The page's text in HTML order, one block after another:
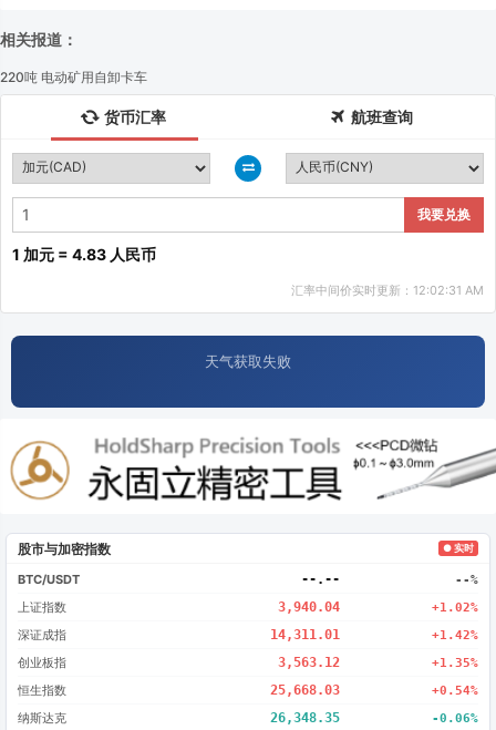
关报道：
220吨 电动矿用自卸卡车
货币汇率 航班查询
我要兑换
1 加元 = 4.83 人民币
汇率中间价实时更新：12:02:31 AM
天气获取失败
股市与加密指数 ● 实时
BTC/USDT --.-- --%
上证指数 3,940.04 +1.02%
深证成指 14,311.01 +1.42%
创业板指 3,563.12 +1.35%
恒生指数 25,668.03 +0.54%
纳斯达克 26,348.35 -0.06%